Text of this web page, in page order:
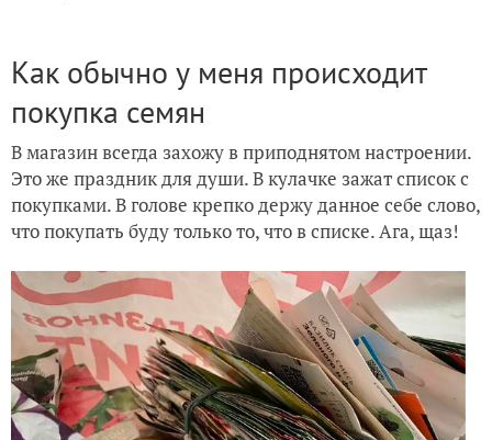
Как обычно у меня происходит
покупка семян
В магазин всегда захожу в приподнятом настроении.
Это же праздник для души. В кулачке зажат список с
покупками. В голове крепко держу данное себе слово,
что покупать буду только то, что в списке. Ага, щаз!